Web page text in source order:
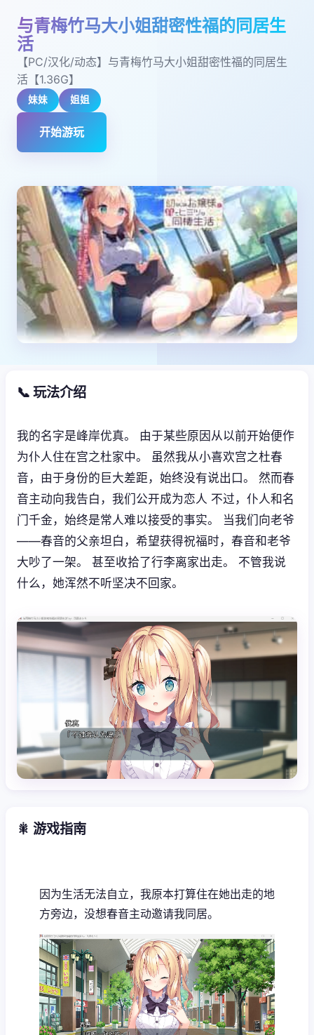
与青梅竹马大小姐甜密性福的同居生
活
【PC/汉化/动态】与青梅竹马大小姐甜密性福的同居生
活【1.36G】
妹妹 姐姐
开始游玩
📞 玩法介绍
我的名字是峰岸优真。 由于某些原因从以前开始便作
为仆人住在宫之杜家中。 虽然我从小喜欢宫之杜春
音，由于身份的巨大差距，始终没有说出口。 然而春
音主动向我告白，我们公开成为恋人 不过，仆人和名
门千金，始终是常人难以接受的事实。 当我们向老爷
——春音的父亲坦白，希望获得祝福时，春音和老爷
大吵了一架。 甚至收拾了行李离家出走。 不管我说
什么，她浑然不听坚决不回家。
🎇 游戏指南
因为生活无法自立，我原本打算住在她出走的地
方旁边，没想春音主动邀请我同居。